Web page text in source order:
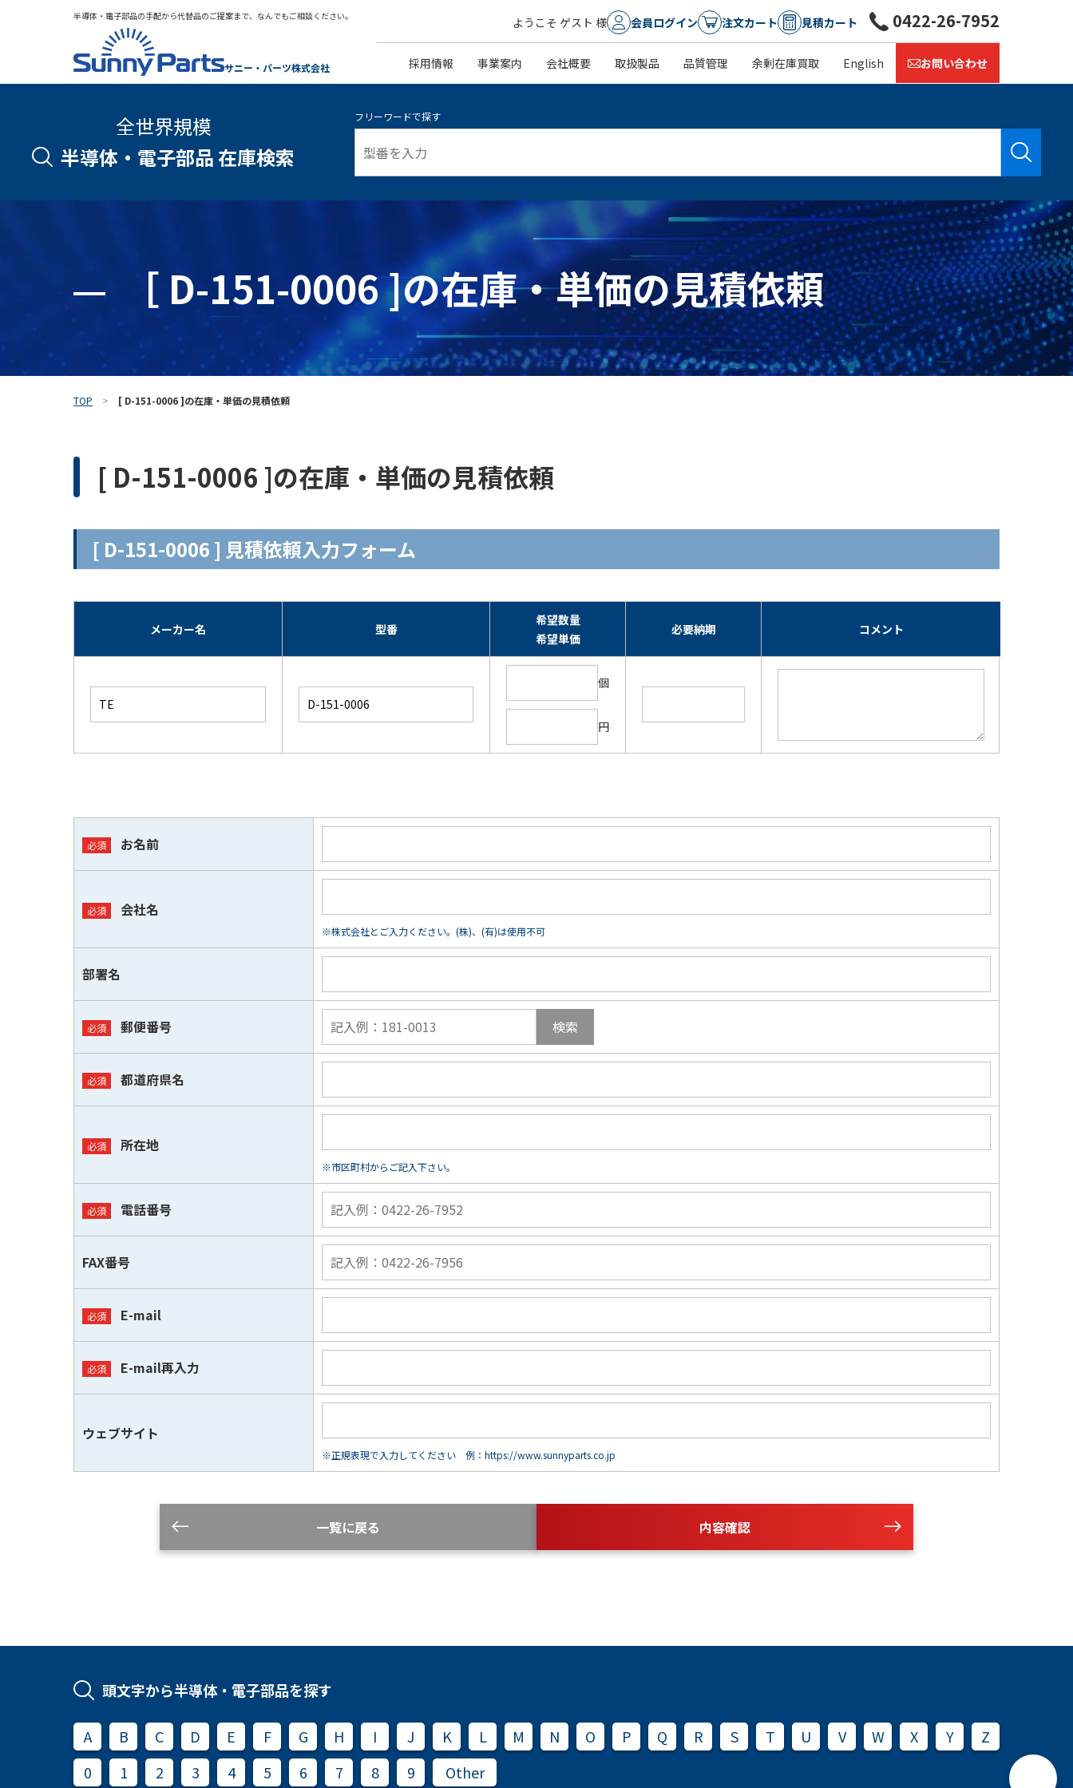
半導体・電子部品の手配から代替品のご提案まで、なんでもご相談ください。
サニー・パーツ株式会社
ようこそ ゲスト 様 会員ログイン 注文カート 見積カート
採用情報 事業案内 会社概要 取扱製品 品質管理 余剰在庫買取 English お問い合わせ
0422-26-7952
全世界規模
半導体・電子部品 在庫検索
フリーワードで探す
［ D-151-0006 ]の在庫・単価の見積依頼
TOP [ D-151-0006 ]の在庫・単価の見積依頼
[ D-151-0006 ]の在庫・単価の見積依頼
[ D-151-0006 ] 見積依頼入力フォーム
メーカー名 型番
希望数量
希望単価
必要納期 コメント
個
円
お名前
会社名
※株式会社とご入力ください。(株)、(有)は使用不可
部署名
郵便番号 検索
都道府県名
所在地
※市区町村からご記入下さい。
電話番号
FAX番号
E-mail
E-mail再入力
ウェブサイト
※正規表現で入力してください 例：https://www.sunnyparts.co.jp
一覧に戻る 内容確認
頭文字から半導体・電子部品を探す
A B C D E F G H I J K L M N O P Q R S T U V W X Y
Z
0
1 2 3 4 5 6 7 8 9 Other